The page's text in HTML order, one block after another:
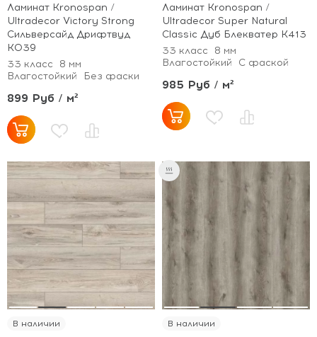
Ламинат Kronospan /
Ultradecor Victory Strong
Сильверсайд Дрифтвуд
К039
33 класс
8 мм
Влагостойкий
Без фаски
899 Руб / м²
Ламинат Kronospan /
Ultradecor Super Natural
Classic Дуб Блекватер K413
33 класс
8 мм
Влагостойкий
С фаской
985 Руб / м²
В наличии В наличии